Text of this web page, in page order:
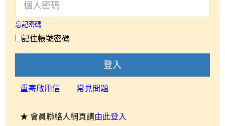
忘記密碼
記住帳號密碼
登入
重寄啟用信 常見問題
★ 會員聯絡人網頁請由此登入